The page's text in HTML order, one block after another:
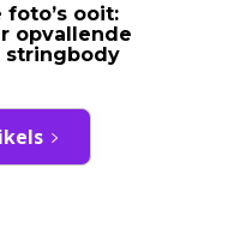
foto’s ooit:
opvallende
stringbody